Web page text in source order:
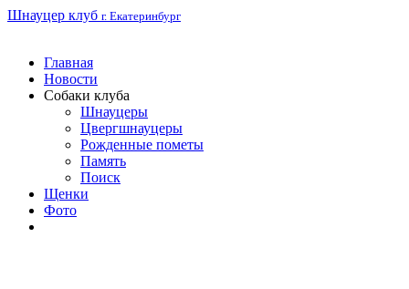
Шнауцер клуб г. Екатеринбург
Главная
Новости
Собаки клуба
Шнауцеры
Цвергшнауцеры
Рожденные пометы
Память
Поиск
Щенки
Фото